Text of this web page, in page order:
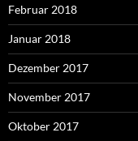
Februar 2018
Januar 2018
Dezember 2017
November 2017
Oktober 2017